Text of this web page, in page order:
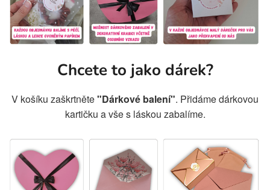
Chcete to jako dárek?
V košíku zaškrtněte"Dárkové balení". Přidáme dárkovou
kartičku a vše s láskou zabalíme.